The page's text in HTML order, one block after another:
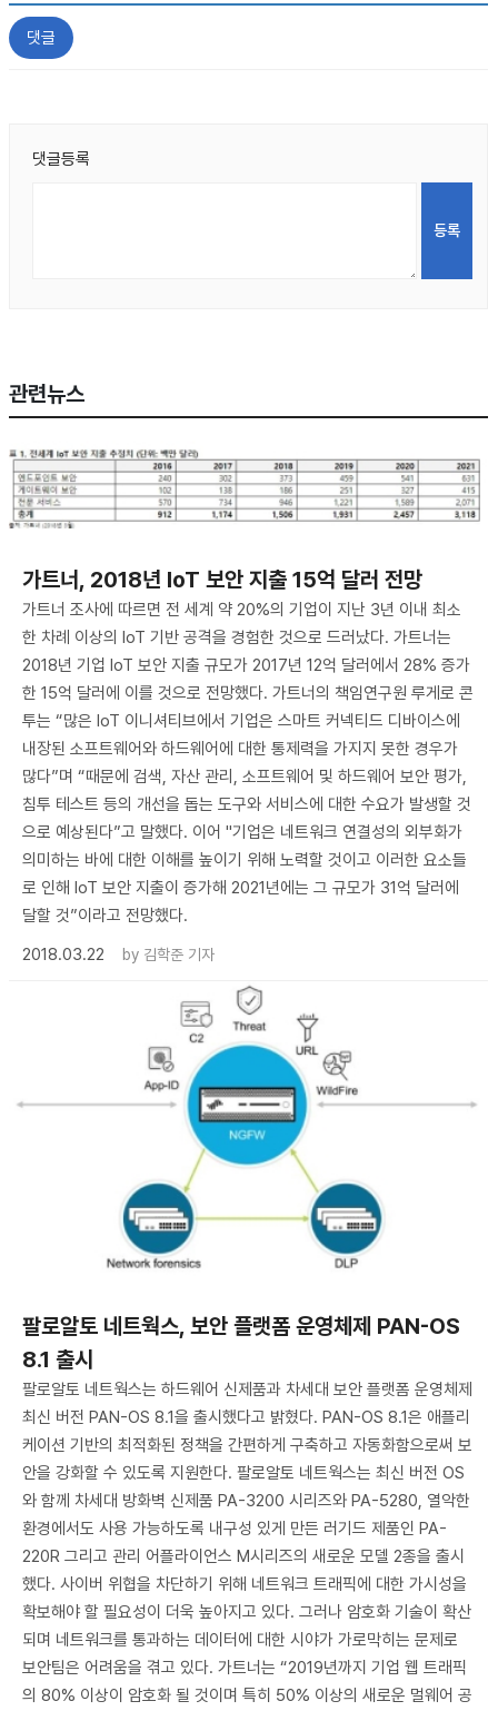
댓글
댓글등록
관련뉴스
가트너, 2018년 IoT 보안 지출 15억 달러 전망
가트너 조사에 따르면 전 세계 약 20%의 기업이 지난 3년 이내 최소
한 차례 이상의 IoT 기반 공격을 경험한 것으로 드러났다. 가트너는
2018년 기업 IoT 보안 지출 규모가 2017년 12억 달러에서 28% 증가
한 15억 달러에 이를 것으로 전망했다. 가트너의 책임연구원 루게로 콘
투는 “많은 IoT 이니셔티브에서 기업은 스마트 커넥티드 디바이스에
내장된 소프트웨어와 하드웨어에 대한 통제력을 가지지 못한 경우가
많다”며 “때문에 검색, 자산 관리, 소프트웨어 및 하드웨어 보안 평가,
침투 테스트 등의 개선을 돕는 도구와 서비스에 대한 수요가 발생할 것
으로 예상된다”고 말했다. 이어 "기업은 네트워크 연결성의 외부화가
의미하는 바에 대한 이해를 높이기 위해 노력할 것이고 이러한 요소들
로 인해 IoT 보안 지출이 증가해 2021년에는 그 규모가 31억 달러에
달할 것”이라고 전망했다.
2018.03.22
by 김학준 기자
팔로알토 네트웍스, 보안 플랫폼 운영체제 PAN-OS
8.1 출시
팔로알토 네트웍스는 하드웨어 신제품과 차세대 보안 플랫폼 운영체제
최신 버전 PAN-OS 8.1을 출시했다고 밝혔다. PAN-OS 8.1은 애플리
케이션 기반의 최적화된 정책을 간편하게 구축하고 자동화함으로써 보
안을 강화할 수 있도록 지원한다. 팔로알토 네트웍스는 최신 버전 OS
와 함께 차세대 방화벽 신제품 PA-3200 시리즈와 PA-5280, 열악한
환경에서도 사용 가능하도록 내구성 있게 만든 러기드 제품인 PA-
220R 그리고 관리 어플라이언스 M시리즈의 새로운 모델 2종을 출시
했다. 사이버 위협을 차단하기 위해 네트워크 트래픽에 대한 가시성을
확보해야 할 필요성이 더욱 높아지고 있다. 그러나 암호화 기술이 확산
되며 네트워크를 통과하는 데이터에 대한 시야가 가로막히는 문제로
보안팀은 어려움을 겪고 있다. 가트너는 “2019년까지 기업 웹 트래픽
의 80% 이상이 암호화 될 것이며 특히 50% 이상의 새로운 멀웨어 공